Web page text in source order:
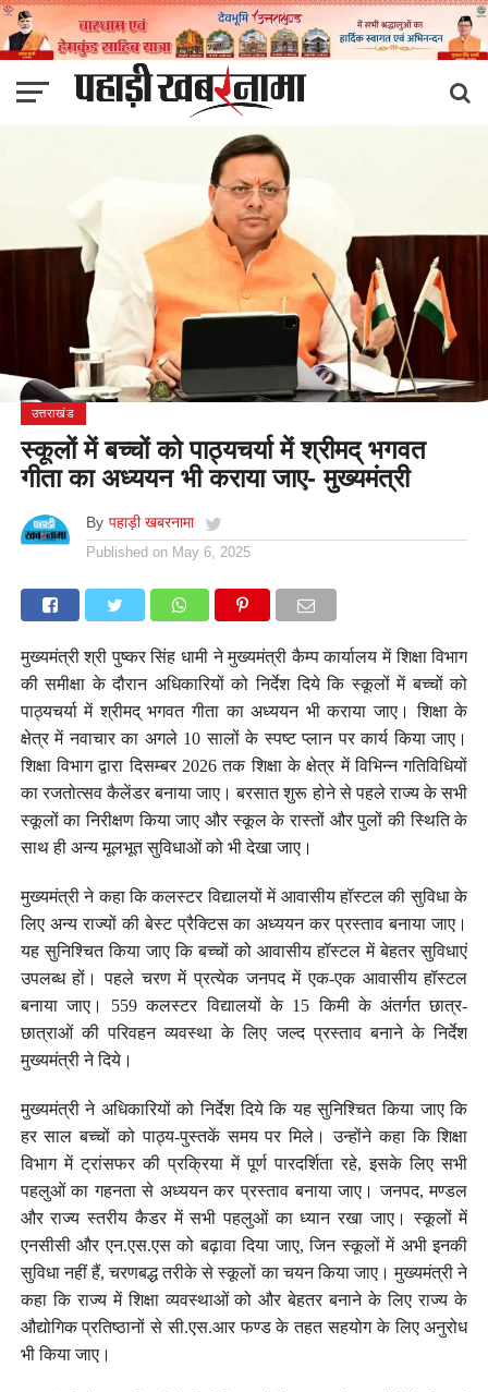
उत्तराखंड
स्कूलों में बच्चों को पाठ्यचर्या में श्रीमद् भगवत
गीता का अध्ययन भी कराया जाए- मुख्यमंत्री
By पहाड़ी खबरनामा
Published on May 6, 2025
मुख्यमंत्री श्री पुष्कर सिंह धामी ने मुख्यमंत्री कैम्प कार्यालय में शिक्षा विभाग
की समीक्षा के दौरान अधिकारियों को निर्देश दिये कि स्कूलों में बच्चों को
पाठ्यचर्या में श्रीमद् भगवत गीता का अध्ययन भी कराया जाए। शिक्षा के
क्षेत्र में नवाचार का अगले 10 सालों के स्पष्ट प्लान पर कार्य किया जाए।
शिक्षा विभाग द्वारा दिसम्बर 2026 तक शिक्षा के क्षेत्र में विभिन्न गतिविधियों
का रजतोत्सव कैलेंडर बनाया जाए। बरसात शुरू होने से पहले राज्य के सभी
स्कूलों का निरीक्षण किया जाए और स्कूल के रास्तों और पुलों की स्थिति के
साथ ही अन्य मूलभूत सुविधाओं को भी देखा जाए।
मुख्यमंत्री ने कहा कि कलस्टर विद्यालयों में आवासीय हॉस्टल की सुविधा के
लिए अन्य राज्यों की बेस्ट प्रैक्टिस का अध्ययन कर प्रस्ताव बनाया जाए।
यह सुनिश्चित किया जाए कि बच्चों को आवासीय हॉस्टल में बेहतर सुविधाएं
उपलब्ध हों। पहले चरण में प्रत्येक जनपद में एक-एक आवासीय हॉस्टल
बनाया जाए। 559 कलस्टर विद्यालयों के 15 किमी के अंतर्गत छात्र-
छात्राओं की परिवहन व्यवस्था के लिए जल्द प्रस्ताव बनाने के निर्देश
मुख्यमंत्री ने दिये।
मुख्यमंत्री ने अधिकारियों को निर्देश दिये कि यह सुनिश्चित किया जाए कि
हर साल बच्चों को पाठ्य-पुस्तकें समय पर मिले। उन्होंने कहा कि शिक्षा
विभाग में ट्रांसफर की प्रक्रिया में पूर्ण पारदर्शिता रहे, इसके लिए सभी
पहलुओं का गहनता से अध्ययन कर प्रस्ताव बनाया जाए। जनपद, मण्डल
और राज्य स्तरीय कैडर में सभी पहलुओं का ध्यान रखा जाए। स्कूलों में
एनसीसी और एन.एस.एस को बढ़ावा दिया जाए, जिन स्कूलों में अभी इनकी
सुविधा नहीं हैं, चरणबद्ध तरीके से स्कूलों का चयन किया जाए। मुख्यमंत्री ने
कहा कि राज्य में शिक्षा व्यवस्थाओं को और बेहतर बनाने के लिए राज्य के
औद्योगिक प्रतिष्ठानों से सी.एस.आर फण्ड के तहत सहयोग के लिए अनुरोध
भी किया जाए।